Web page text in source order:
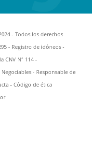
- Todos los derechos
- Registro de idóneos -
CNV N° 114 -
- Responsable de
- Código de ética